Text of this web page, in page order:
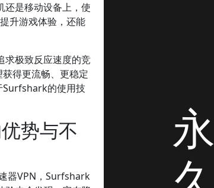
还是移动设备上，使
升游戏体验，还能
求极致反应速度的竞
得更流畅、更稳定
Surfshark的使用技
势与不
器VPN，Surfshark
永